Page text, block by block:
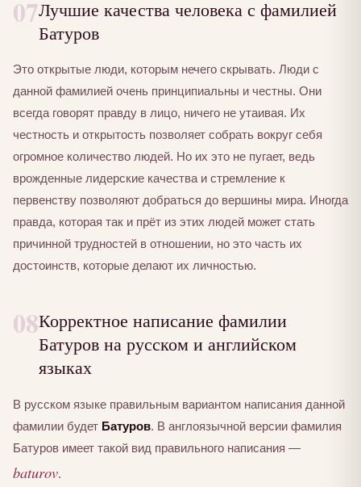
07Лучшие качества человека с фамилией
Батуров
Это открытые люди, которым нечего скрывать. Люди с
данной фамилией очень принципиальны и честны. Они
всегда говорят правду в лицо, ничего не утаивая. Их
честность и открытость позволяет собрать вокруг себя
огромное количество людей. Но их это не пугает, ведь
врожденные лидерские качества и стремление к
первенству позволяют добраться до вершины мира. Иногда
правда, которая так и прёт из этих людей может стать
причинной трудностей в отношении, но это часть их
достоинств, которые делают их личностью.
08Корректное написание фамилии
Батуров на русском и английском
языках
В русском языке правильным вариантом написания данной
фамилии будет Батуров. В англоязычной версии фамилия
Батуров имеет такой вид правильного написания —
baturov.